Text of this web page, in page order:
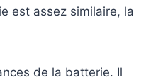
est assez similaire, la
de la batterie. Il